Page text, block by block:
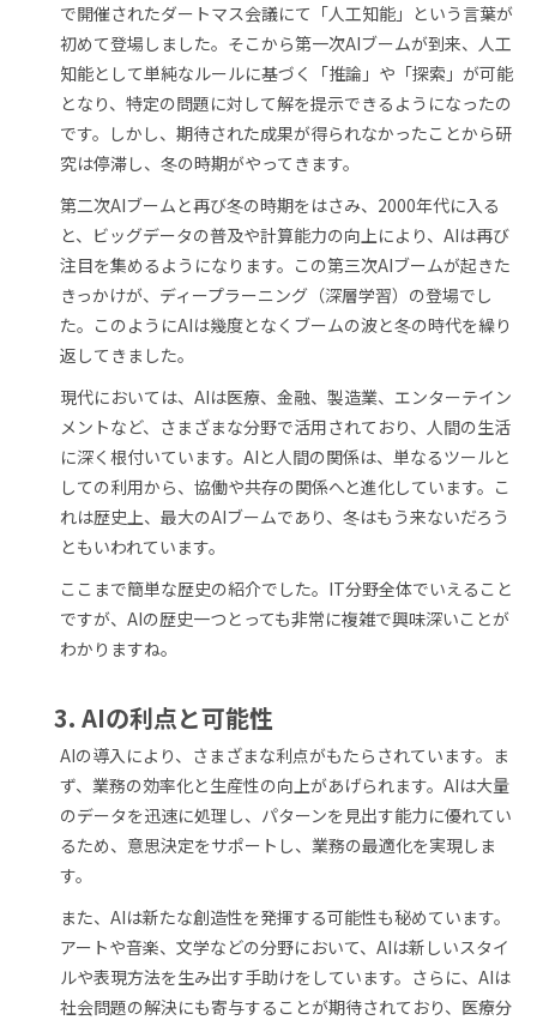
で開催されたダートマス会議にて「人工知能」という言葉が
初めて登場しました。そこから第一次AIブームが到来、人工
知能として単純なルールに基づく「推論」や「探索」が可能
となり、特定の問題に対して解を提示できるようになったの
です。しかし、期待された成果が得られなかったことから研
究は停滞し、冬の時期がやってきます。
第二次AIブームと再び冬の時期をはさみ、2000年代に入る
と、ビッグデータの普及や計算能力の向上により、AIは再び
注目を集めるようになります。この第三次AIブームが起きた
きっかけが、ディープラーニング（深層学習）の登場でし
た。このようにAIは幾度となくブームの波と冬の時代を繰り
返してきました。
現代においては、AIは医療、金融、製造業、エンターテイン
メントなど、さまざまな分野で活用されており、人間の生活
に深く根付いています。AIと人間の関係は、単なるツールと
しての利用から、協働や共存の関係へと進化しています。こ
れは歴史上、最大のAIブームであり、冬はもう来ないだろう
ともいわれています。
ここまで簡単な歴史の紹介でした。IT分野全体でいえること
ですが、AIの歴史一つとっても非常に複雑で興味深いことが
わかりますね。
3. AIの利点と可能性
AIの導入により、さまざまな利点がもたらされています。ま
ず、業務の効率化と生産性の向上があげられます。AIは大量
のデータを迅速に処理し、パターンを見出す能力に優れてい
るため、意思決定をサポートし、業務の最適化を実現しま
す。
また、AIは新たな創造性を発揮する可能性も秘めています。
アートや音楽、文学などの分野において、AIは新しいスタイ
ルや表現方法を生み出す手助けをしています。さらに、AIは
社会問題の解決にも寄与することが期待されており、医療分